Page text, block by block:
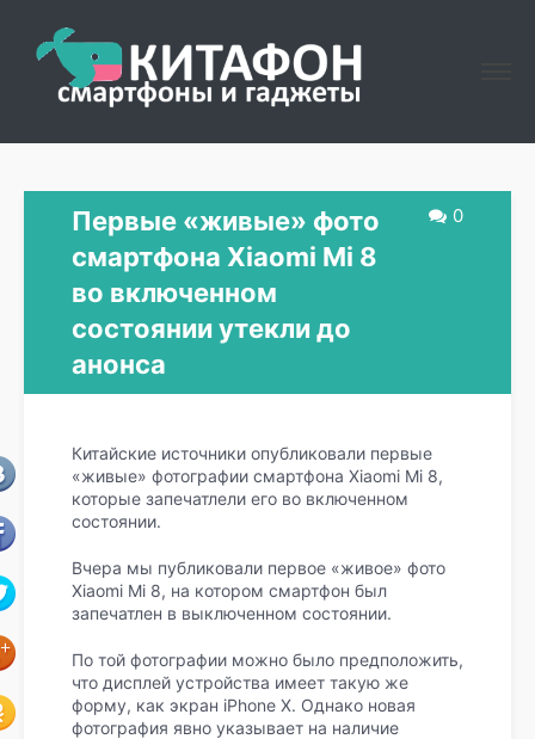
0
Первые «живые» фото
смартфона Xiaomi Mi 8
во включенном
состоянии утекли до
анонса
Китайские источники опубликовали первые
«живые» фотографии смартфона Xiaomi Mi 8,
которые запечатлели его во включенном
состоянии.
Вчера мы публиковали первое «живое» фото
Xiaomi Mi 8, на котором смартфон был
запечатлен в выключенном состоянии.
По той фотографии можно было предположить,
что дисплей устройства имеет такую же
форму, как экран iPhone X. Однако новая
фотография явно указывает на наличие